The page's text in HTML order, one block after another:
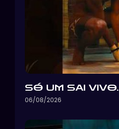
SÓ UM SAI VIVO.
06/08/2026